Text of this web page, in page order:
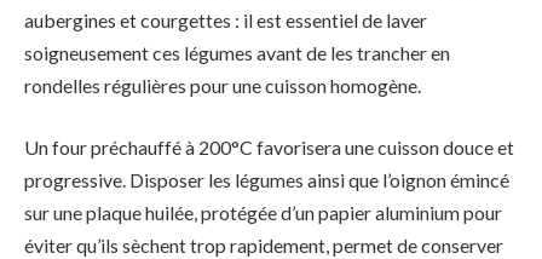
aubergines et courgettes : il est essentiel de laver
soigneusement ces légumes avant de les trancher en
rondelles régulières pour une cuisson homogène.
Un four préchauffé à 200°C favorisera une cuisson douce et
progressive. Disposer les légumes ainsi que l’oignon émincé
sur une plaque huilée, protégée d’un papier aluminium pour
éviter qu’ils sèchent trop rapidement, permet de conserver